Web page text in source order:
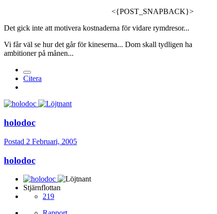
<{POST_SNAPBACK}>
Det gick inte att motivera kostnaderna för vidare rymdresor...
Vi får väl se hur det går för kineserna... Dom skall tydligen ha
ambitioner på månen...
Citera
holodoc
Postad 2 Februari, 2005
holodoc
Stjärnflottan
219